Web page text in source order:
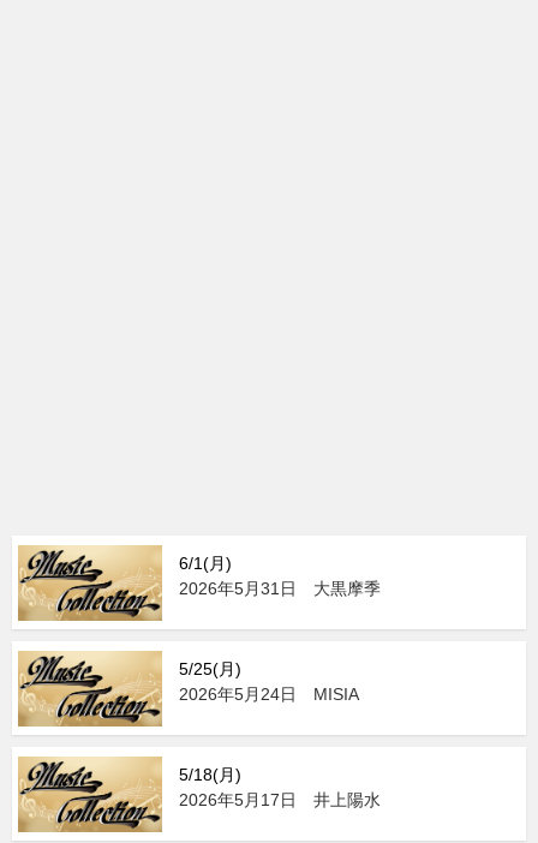
6/1(月)
2026年5月31日 大黒摩季
5/25(月)
2026年5月24日 MISIA
5/18(月)
2026年5月17日 井上陽水